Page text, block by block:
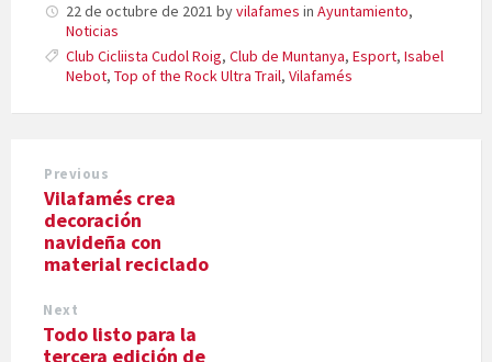
22 de octubre de 2021 byvilafames in Ayuntamiento,
Noticias
Club Cicliista Cudol Roig, Club de Muntanya, Esport, Isabel
Nebot, Top of the Rock Ultra Trail, Vilafamés
Previous
Vilafamés crea
decoración
navideña con
material reciclado
Next
Todo listo para la
tercera edición de